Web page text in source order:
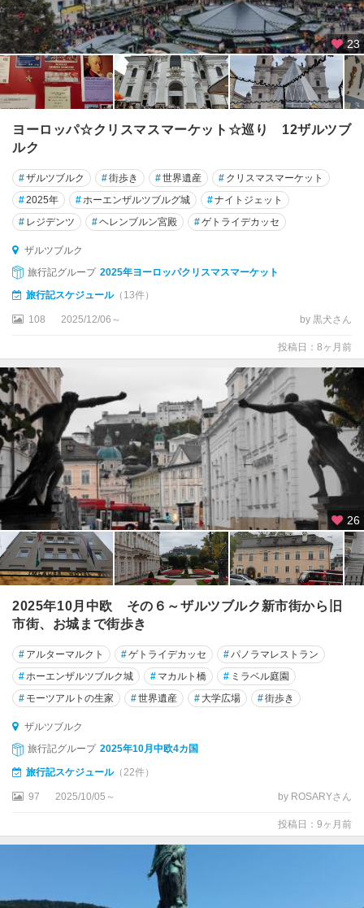
ザ
ル
ツ
ブ
ル
ク
ア
イ
ン
シ
ュ
タ
ッ
ト
ア
ッ
湖
周
辺
ア
ッ
ヘ
ン
辺
ア
プ
バ
ハ
エ
ー
ア
ヴ
ル
ト
ー
グ
23
ヨーロッパ☆クリスマスマーケット☆巡り 12ザルツブ
ルク
#ザルツブルク #街歩き #世界遺産 # クリスマスマーケット
#2025年 #ホーエンザルツブルグ城 #ナイトジェット
# レジデンツ #ヘレンブルン宮殿 #ゲトライデカッセ
ザルツブルク
旅行記グループ 2025年ヨーロッパクリスマスマーケット
旅行記スケジュール（13件）
108 2025/12/06～ by 黒犬さん
投稿日：8ヶ月前
26
2025年10月中欧 その６～ザルツブルク新市街から旧
市街、お城まで街歩き
# アルターマルクト #ゲトライデカッセ #パノラマレストラン
#ホーエンザルツブルク城 # マカルト橋 # ミラベル庭園
# モーツアルトの生家 #世界遺産 # 大学広場 #街歩き
ザルツブルク
旅行記グループ 2025年10月中欧4カ国
旅行記スケジュール（22件）
97 2025/10/05～ by ROSARYさん
投稿日：9ヶ月前